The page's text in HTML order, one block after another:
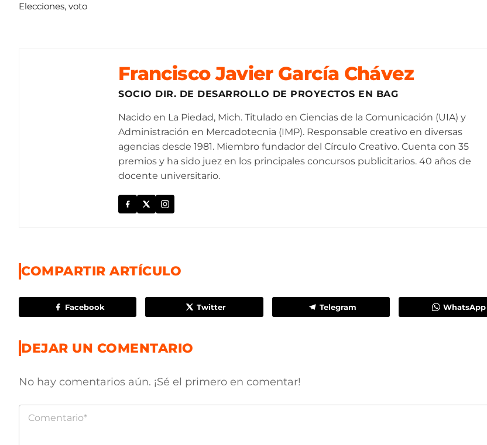
Elecciones, voto
Francisco Javier García Chávez
SOCIO DIR. DE DESARROLLO DE PROYECTOS EN BAG
Nacido en La Piedad, Mich. Titulado en Ciencias de la Comunicación (UIA) y
Administración en Mercadotecnia (IMP). Responsable creativo en diversas
agencias desde 1981. Miembro fundador del Círculo Creativo. Cuenta con 35
premios y ha sido juez en los principales concursos publicitarios. 40 años de
docente universitario.
COMPARTIR ARTÍCULO
Facebook Twitter Telegram WhatsApp
DEJAR UN COMENTARIO
No hay comentarios aún. ¡Sé el primero en comentar!